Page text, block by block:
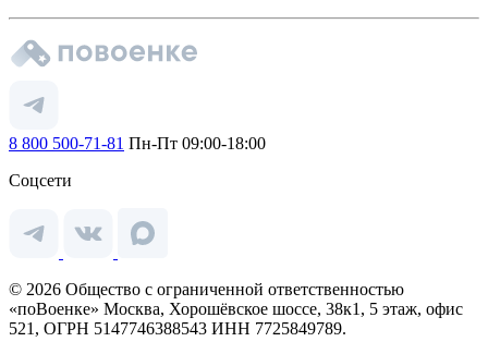
8 800 500-71-81 Пн-Пт 09:00-18:00
Соцсети
© 2026 Общество с ограниченной ответственностью
«поВоенке» Москва, Хорошёвское шоссе, 38к1, 5 этаж, офис
521, ОГРН 5147746388543 ИНН 7725849789.